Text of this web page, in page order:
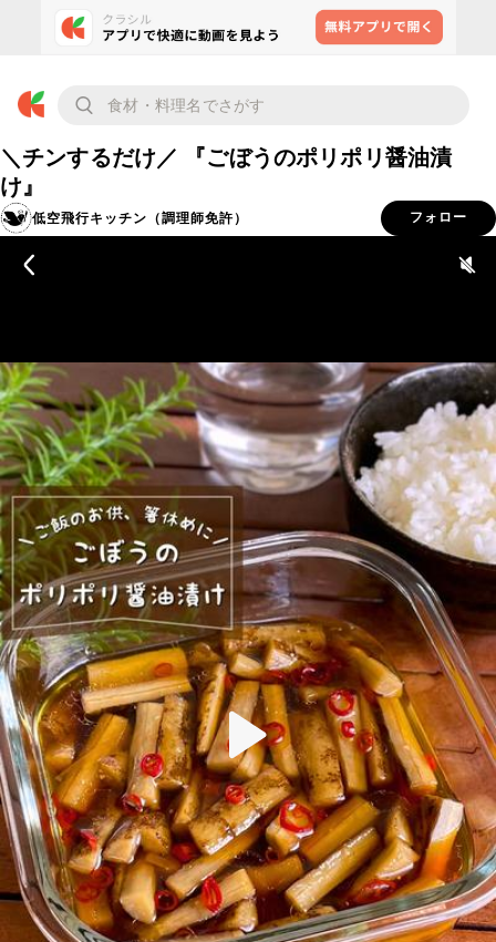
＼チンするだけ／ 『ごぼうのポリポリ醤油漬
け』
低空飛行キッチン（調理師免許） フォロー